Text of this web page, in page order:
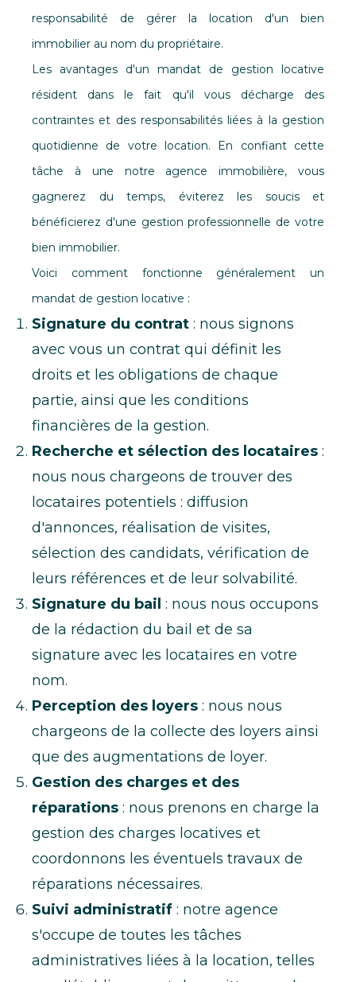
responsabilité de gérer la location d'un bien
immobilier au nom du propriétaire.
Les avantages d'un mandat de gestion locative
résident dans le fait qu'il vous décharge des
contraintes et des responsabilités liées à la gestion
quotidienne de votre location. En confiant cette
tâche à une notre agence immobilière, vous
gagnerez du temps, éviterez les soucis et
bénéficierez d'une gestion professionnelle de votre
bien immobilier.
Voici comment fonctionne généralement un
mandat de gestion locative :
Signature du contrat : nous signons
avec vous un contrat qui définit les
droits et les obligations de chaque
partie, ainsi que les conditions
financières de la gestion.
Recherche et sélection des locataires :
nous nous chargeons de trouver des
locataires potentiels : diffusion
d'annonces, réalisation de visites,
sélection des candidats, vérification de
leurs références et de leur solvabilité.
Signature du bail : nous nous occupons
de la rédaction du bail et de sa
signature avec les locataires en votre
nom.
Perception des loyers : nous nous
chargeons de la collecte des loyers ainsi
que des augmentations de loyer.
Gestion des charges et des
réparations : nous prenons en charge la
gestion des charges locatives et
coordonnons les éventuels travaux de
réparations nécessaires.
Suivi administratif : notre agence
s'occupe de toutes les tâches
administratives liées à la location, telles